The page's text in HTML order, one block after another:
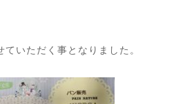
いただく事となりました。